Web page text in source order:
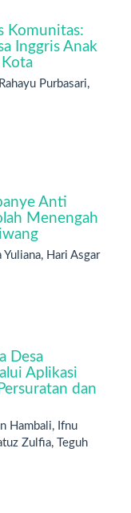
Komunitas:
Inggris Anak
Purbasari,
Anti
Menengah
Hari Asgar
Desa
Aplikasi
dan
Hambali, Ifnu
Zulfia, Teguh